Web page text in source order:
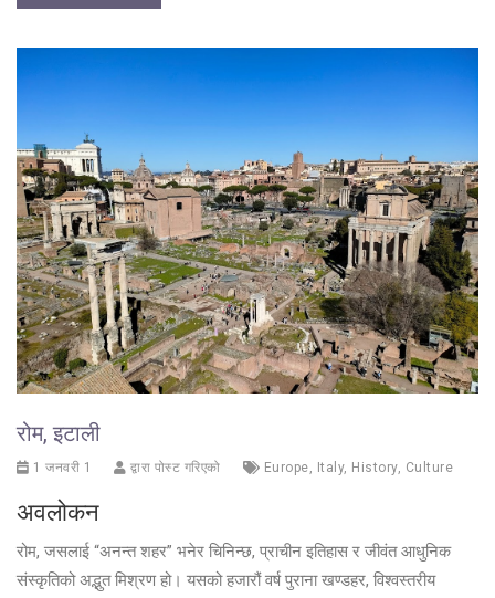
रोम, इटाली
1 जनवरी 1 द्वारा पोस्ट गरिएको Europe, Italy, History, Culture
अवलोकन
रोम, जसलाई “अनन्त शहर” भनेर चिनिन्छ, प्राचीन इतिहास र जीवंत आधुनिक
संस्कृतिको अद्भुत मिश्रण हो। यसको हजारौं वर्ष पुराना खण्डहर, विश्वस्तरीय